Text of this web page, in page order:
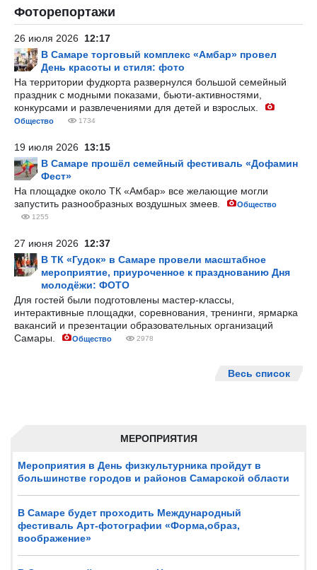
МЕРОПРИЯТИЯ
Мероприятия в День физкультурника пройдут в
большинстве городов и районов Самарской области
В Самаре будет проходить Международный
фестиваль Арт-фотографии «Форма,образ,
воображение»
Фоторепортажи
26 июля 2026 12:17
В Самаре торговый комплекс «Амбар» провел
День красоты и стиля: фото
На территории фудкорта развернулся большой семейный
праздник с модными показами, бьюти-активностями,
конкурсами и развлечениями для детей и взрослых.
Общество 1734
19 июля 2026 13:15
В Самаре прошёл семейный фестиваль «Дофамин
Фест»
На площадке около ТК «Амбар» все желающие могли
запустить разнообразных воздушных змеев.
Общество
1255
27 июня 2026 12:37
В ТК «Гудок» в Самаре провели масштабное
мероприятие, приуроченное к празднованию Дня
молодёжи: ФОТО
Для гостей были подготовлены мастер-классы,
интерактивные площадки, соревнования, тренинги, ярмарка
вакансий и презентации образовательных организаций
Самары.
Общество 2978
Весь список